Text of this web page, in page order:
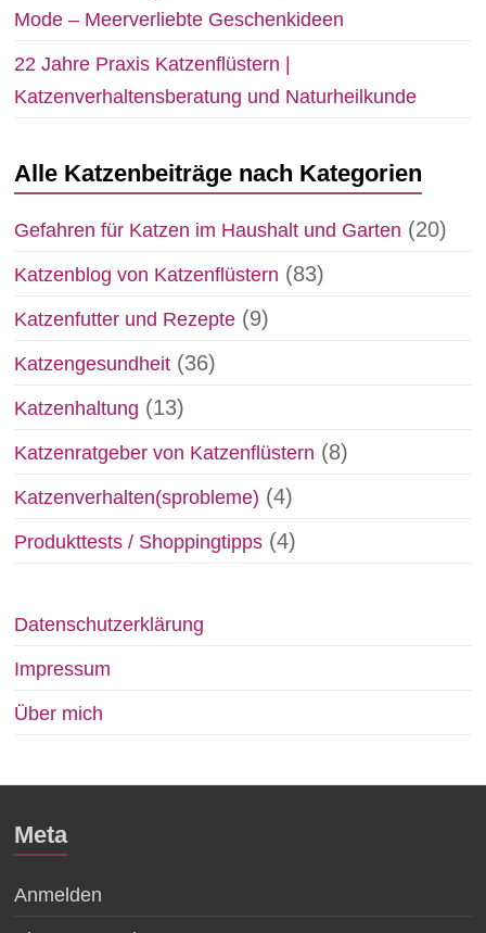
Mode – Meerverliebte Geschenkideen
22 Jahre Praxis Katzenflüstern |
Katzenverhaltensberatung und Naturheilkunde
Alle Katzenbeiträge nach Kategorien
Gefahren für Katzen im Haushalt und Garten (20)
Katzenblog von Katzenflüstern (83)
Katzenfutter und Rezepte (9)
Katzengesundheit (36)
Katzenhaltung (13)
Katzenratgeber von Katzenflüstern (8)
Katzenverhalten(sprobleme) (4)
Produkttests / Shoppingtipps (4)
Datenschutzerklärung
Impressum
Über mich
Meta
Anmelden